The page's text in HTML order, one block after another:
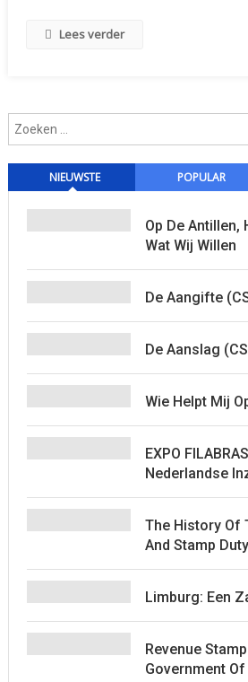
Lees verder
NIEUWSTE POPULAR
Op De Antillen,
Wat Wij Willen
De Aangifte
De Aanslag
Wie Helpt Mij
EXPO
Nederlandse
The History Of
And Stamp
Limburg: Een
Revenue
Government